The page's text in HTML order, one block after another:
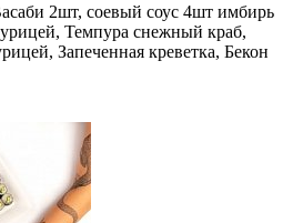
2шт, соевый соус 4шт имбирь
Темпура снежный краб,
Запеченная креветка, Бекон